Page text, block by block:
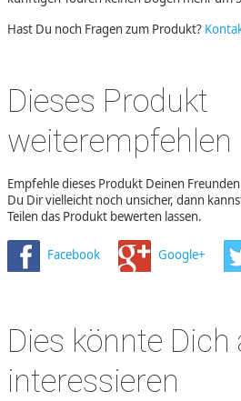
Hast Du noch Fragen zum Produkt?
Dieses Produkt
weiterempfehlen
Empfehle dieses Produkt Deinen
Du Dir vielleicht noch unsicher, dann
Teilen das Produkt bewerten lassen.
Facebook Google+
Dies könnte Dich
interessieren